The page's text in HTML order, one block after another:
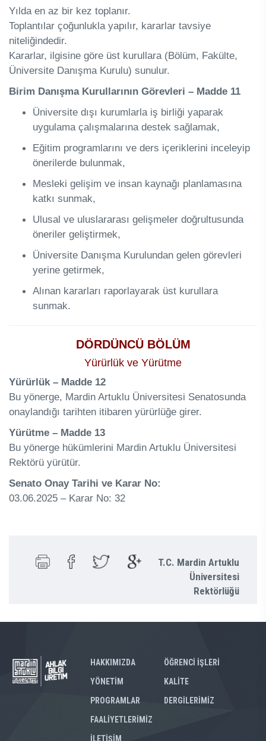
Yılda en az bir kez toplanır.
Toplantılar çoğunlukla yapılır, kararlar tavsiye
niteliğindedir.
Kararlar, ilgisine göre üst kurullara (Bölüm, Fakülte,
Üniversite Danışma Kurulu) sunulur.
Birim Danışma Kurullarının Görevleri – Madde 11
Üniversite dışı kurumlarla iş birliği yaparak
uygulama çalışmalarına destek sağlamak,
Eğitim programlarını ve ders içeriklerini inceleyip
önerilerde bulunmak,
Mesleki gelişim ve insan kaynağı planlamasına
katkı sunmak,
Ulusal ve uluslararası gelişmeler doğrultusunda
öneriler geliştirmek,
Üniversite Danışma Kurulundan gelen görevleri
yerine getirmek,
Alınan kararları raporlayarak üst kurullara
sunmak.
DÖRDÜNCÜ BÖLÜM
Yürürlük ve Yürütme
Yürürlük – Madde 12
Bu yönerge, Mardin Artuklu Üniversitesi Senatosunda
onaylandığı tarihten itibaren yürürlüğe girer.
Yürütme – Madde 13
Bu yönerge hükümlerini Mardin Artuklu Üniversitesi
Rektörü yürütür.
Senato Onay Tarihi ve Karar No:
03.06.2025 – Karar No: 32
T.C. Mardin Artuklu
Üniversitesi
Rektörlüğü
HAKKIMIZDA
YÖNETİM
PROGRAMLAR
ÖĞRENCİ İŞLERİ
KALİTE
DERGİLERİMİZ
FAALİYETLERİMİZ
İLETİŞİM